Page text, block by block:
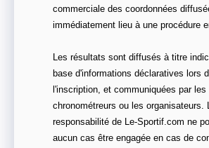
commerciale des coordonnées
immédiatement lieu à une procédure
Les résultats sont diffusés à titre
base d'informations déclaratives lors
l'inscription, et communiquées par les
chronométreurs ou les organisateurs.
responsabilité de Le-Sportif.com ne
aucun cas être engagée en cas de